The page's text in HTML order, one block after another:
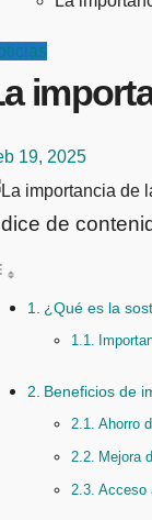
19, 2025
de
¿Qué es la
Beneficios de
Ahorro
Mejora
Acceso